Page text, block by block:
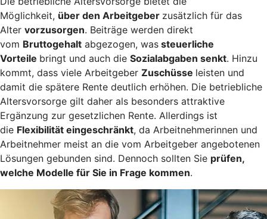
Möglichkeit, über den Arbeitgeber zusätzlich für das
Alter vorzusorgen. Beiträge werden direkt
vom Bruttogehalt abgezogen, was steuerliche
Vorteile bringt und auch die Sozialabgaben senkt. Hinzu
kommt, dass viele Arbeitgeber Zuschüsse leisten und
damit die spätere Rente deutlich erhöhen. Die betriebliche
Altersvorsorge gilt daher als besonders attraktive
Ergänzung zur gesetzlichen Rente. Allerdings ist
die Flexibilität eingeschränkt, da Arbeitnehmerinnen und
Arbeitnehmer meist an die vom Arbeitgeber angebotenen
Lösungen gebunden sind. Dennoch sollten Sie prüfen,
welche Modelle für Sie in Frage kommen.